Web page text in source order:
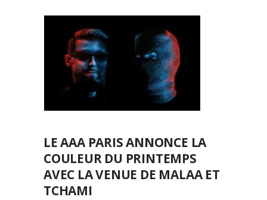
LE AAA PARIS ANNONCE LA
COULEUR DU PRINTEMPS
AVEC LA VENUE DE MALAA ET
TCHAMI